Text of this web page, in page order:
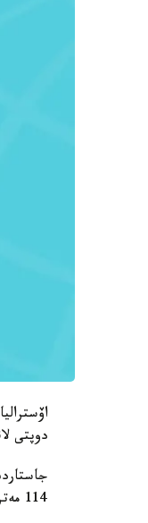
دوپتى
114 مەترلىك ArcelorMittal Orbit مۇناراسى بولدى.